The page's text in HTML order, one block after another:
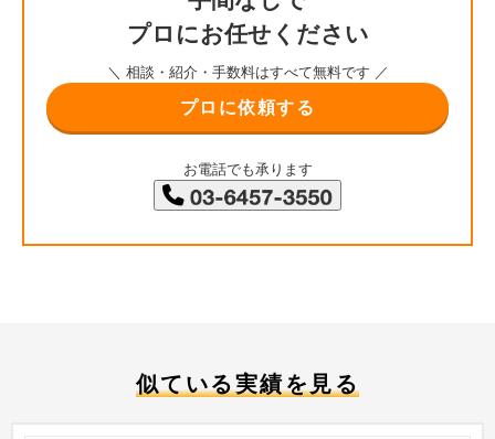
プロにお任せください
＼ 相談・紹介・手数料はすべて無料です ／
プロに依頼する
お電話でも承ります
似ている実績を見る